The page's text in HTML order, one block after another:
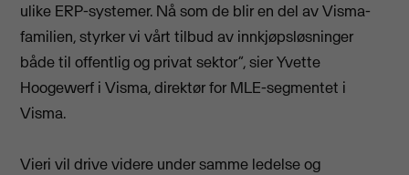
ulike ERP-systemer. Nå som de blir en del av Visma-
familien, styrker vi vårt tilbud av innkjøpsløsninger
både til offentlig og privat sektor”, sier Yvette
Hoogewerf i Visma, direktør for MLE-segmentet i
Visma.
Vieri vil drive videre under samme ledelse og